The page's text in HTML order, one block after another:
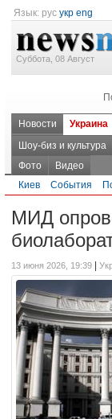
Язык: рус укр eng
Суббота, 08 Август
Новости Украина
Шоу-биз и культура
Фото
Видео
Киев
События
МИД
13 июня 2026, 19:39